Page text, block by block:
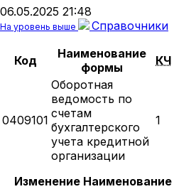
06.05.2025 21:48
На уровень выше Справочники
Код
Наименование
формы
КЧ
0409101
Оборотная
ведомость по
счетам
бухгалтерского
учета кредитной
организации
1
Изменение Наименование